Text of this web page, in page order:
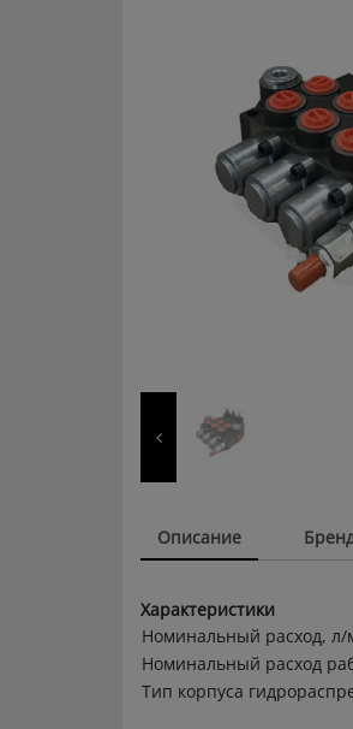
Описание
Характеристики
Номинальный расход, л/
Номинальный расход
Тип корпуса